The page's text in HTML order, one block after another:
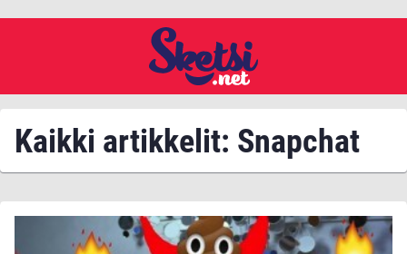
Kaikki artikkelit: Snapchat